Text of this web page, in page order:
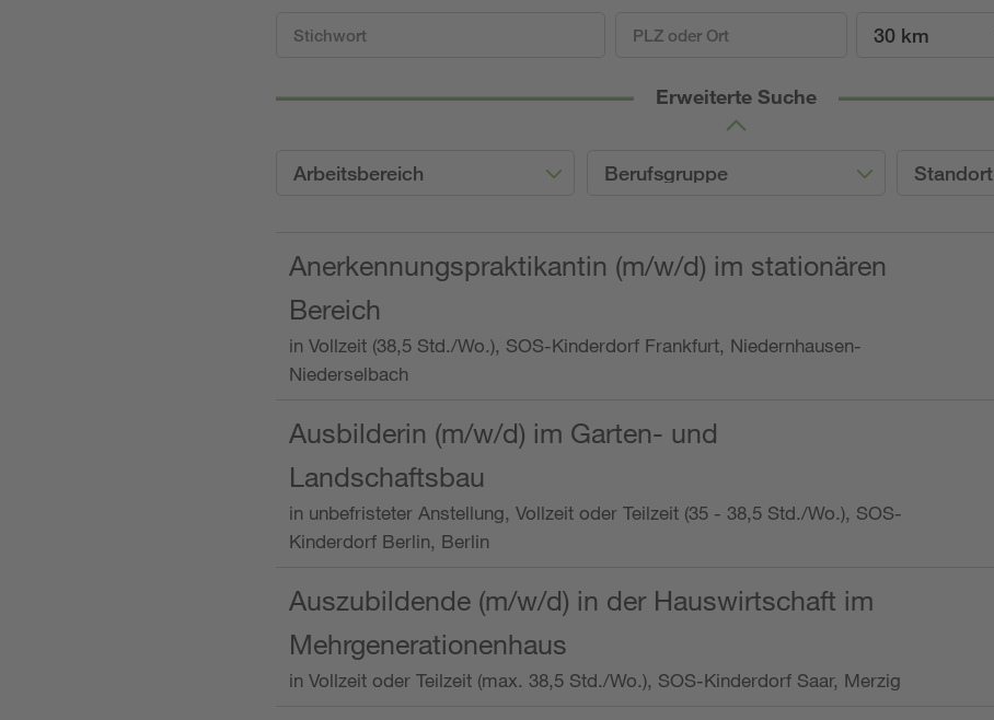
30 km
Erweiterte Suche
Arbeitsbereich Berufsgruppe Standort
Anerkennungspraktikantin (m/w/d) im stationären
Bereich
in Vollzeit (38,5 Std./Wo.), SOS-Kinderdorf Frankfurt, Niedernhausen-
Niederselbach
Ausbilderin (m/w/d) im Garten- und
Landschaftsbau
in unbefristeter Anstellung, Vollzeit oder Teilzeit (35 - 38,5 Std./Wo.), SOS-
Kinderdorf Berlin, Berlin
Auszubildende (m/w/d) in der Hauswirtschaft im
Mehrgenerationenhaus
in Vollzeit oder Teilzeit (max. 38,5 Std./Wo.), SOS-Kinderdorf Saar, Merzig